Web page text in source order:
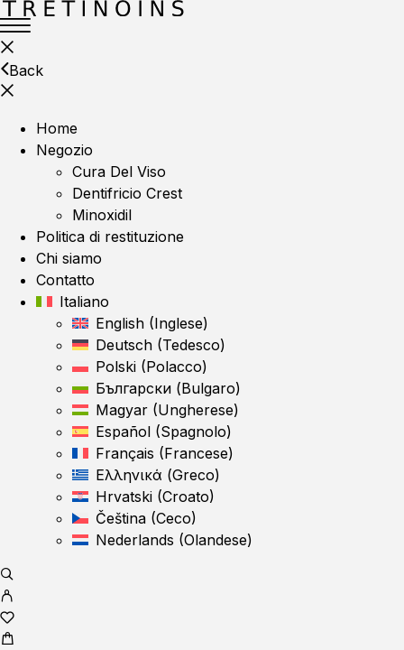
Back
Home
Negozio
Cura Del Viso
Dentifricio Crest
Minoxidil
Politica di restituzione
Chi siamo
Contatto
Italiano
English (Inglese)
Deutsch (Tedesco)
Polski (Polacco)
Български (Bulgaro)
Magyar (Ungherese)
Español (Spagnolo)
Français (Francese)
Ελληνικά (Greco)
Hrvatski (Croato)
Čeština (Ceco)
Nederlands (Olandese)